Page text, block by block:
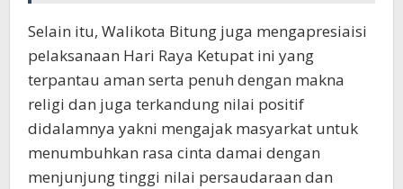
Selain itu, Walikota Bitung juga mengapresiaisi
pelaksanaan Hari Raya Ketupat ini yang
terpantau aman serta penuh dengan makna
religi dan juga terkandung nilai positif
didalamnya yakni mengajak masyarkat untuk
menumbuhkan rasa cinta damai dengan
menjunjung tinggi nilai persaudaraan dan